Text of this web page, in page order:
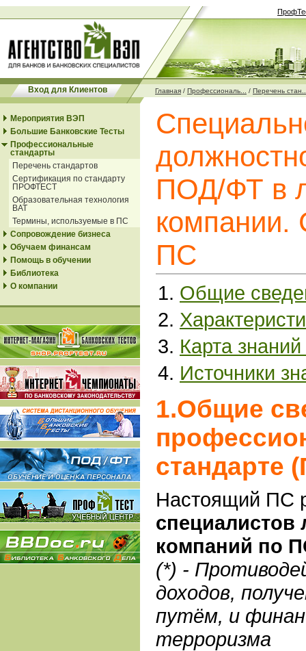
Вход для Клиентов Главная / Профессиональ... / Перечень
Мероприятия ВЭП
Большие Банковские Тесты
Профессиональные
стандарты
Перечень стандартов
Сертификация по стандарту
ПРОФТЕСТ
Образовательная технология
ВАТ
Термины, используемые в ПС
Сопровождение бизнеса
Обучаем финансам
Помощь в обучении
Библиотека
О компании
ПОД/ФТ в
компании.
ПС
Общие
Карта
Источники
1.Общие
стандарте
Настоящий ПС
специалистов
компаний по
(*) -
доходов,
путём, и
терроризма